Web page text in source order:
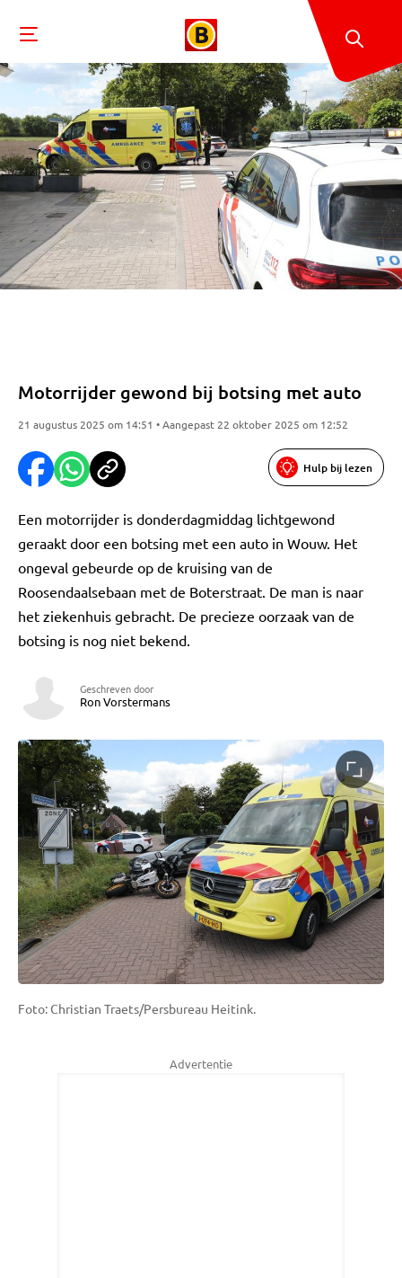
Motorrijder gewond bij botsing met auto
21 augustus 2025 om 14:51 • Aangepast 22 oktober 2025 om 12:52
Hulp bij lezen
Een motorrijder is donderdagmiddag lichtgewond
geraakt door een botsing met een auto in Wouw. Het
ongeval gebeurde op de kruising van de
Roosendaalsebaan met de Boterstraat. De man is naar
het ziekenhuis gebracht. De precieze oorzaak van de
botsing is nog niet bekend.
Geschreven door
Ron Vorstermans
Foto: Christian Traets/Persbureau Heitink.
Advertentie